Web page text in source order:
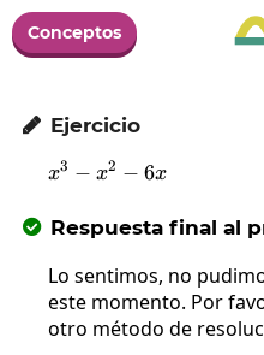
Conceptos
 Ejercicio
x^3-x^2-6x
x3 − x2 − 6x
 Respuesta final al
Lo sentimos, no
este momento. Por
otro método de